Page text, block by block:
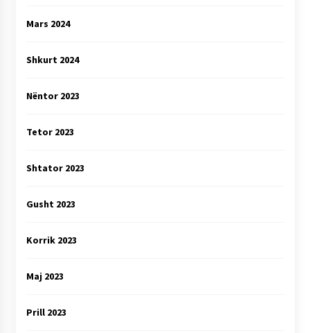
Mars 2024
Shkurt 2024
Nëntor 2023
Tetor 2023
Shtator 2023
Gusht 2023
Korrik 2023
Maj 2023
Prill 2023